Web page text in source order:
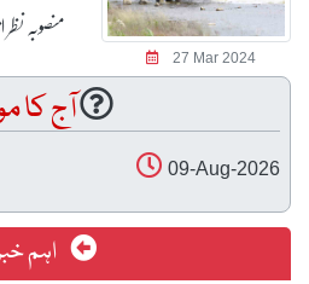
27 Mar 2024
منصوبہ نظر
آج کا
09-Aug-2026
اہم